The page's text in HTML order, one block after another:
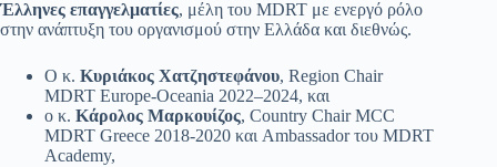
Έλληνες επαγγελματίες, μέλη του MDRT με ενεργό ρόλο
στην ανάπτυξη του οργανισμού στην Ελλάδα και διεθνώς.
Ο κ. Κυριάκος Χατζηστεφάνου, Region Chair
MDRT Europe-Oceania 2022–2024, και
ο κ. Κάρολος Μαρκουίζος, Country Chair MCC
MDRT Greece 2018-2020 και Ambassador του MDRT
Academy,